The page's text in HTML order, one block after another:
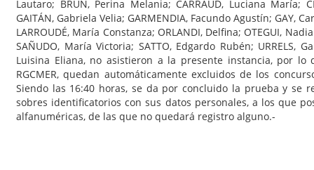
Lautaro; BRUN, Perina Melania; CARRAUD, Luciana María;
GAITÁN, Gabriela Velia; GARMENDIA, Facundo Agustín; GAY,
LARROUDÉ, María Constanza; ORLANDI, Delfina; OTEGUI,
SAÑUDO, María Victoria; SATTO, Edgardo Rubén; URRELS,
Luisina Eliana, no asistieron a la presente instancia, por
RGCMER, quedan automáticamente excluidos de los
Siendo las 16:40 horas, se da por concluido la prueba y se
sobres identificatorios con sus datos personales, a los que
alfanuméricas, de las que no quedará registro alguno.-